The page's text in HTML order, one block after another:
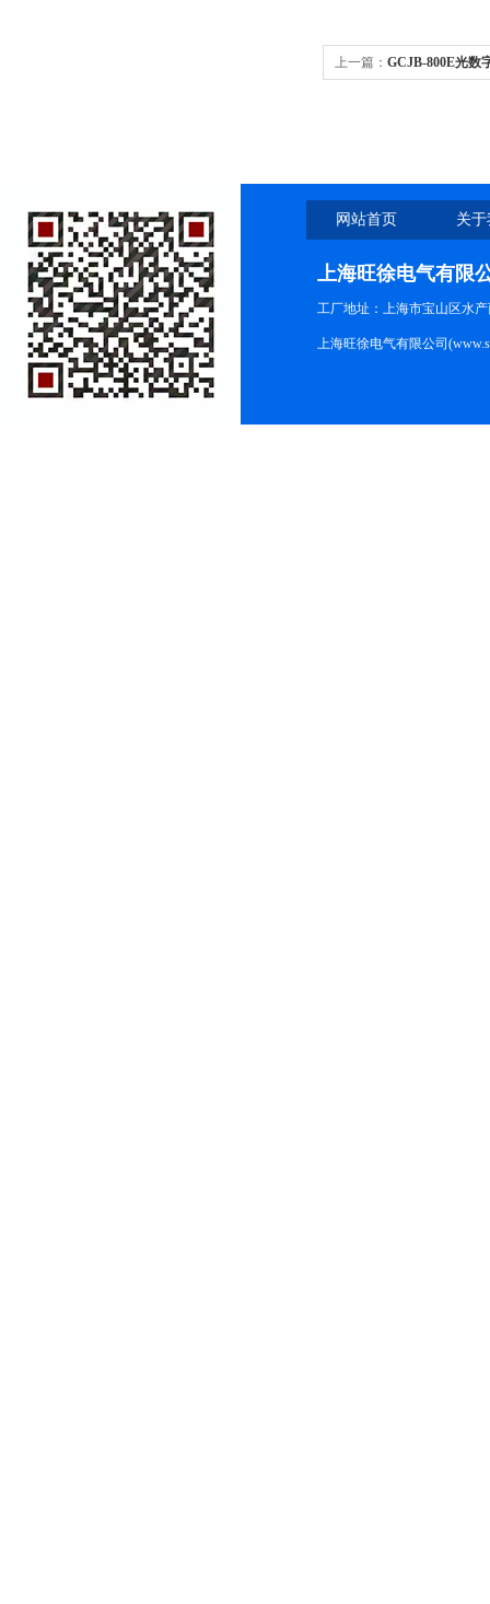
上一篇： GCJB-800E光数
网站首页 关
上海旺徐电气有限
工厂地址：上海市宝山区水产
上海旺徐电气有限公司